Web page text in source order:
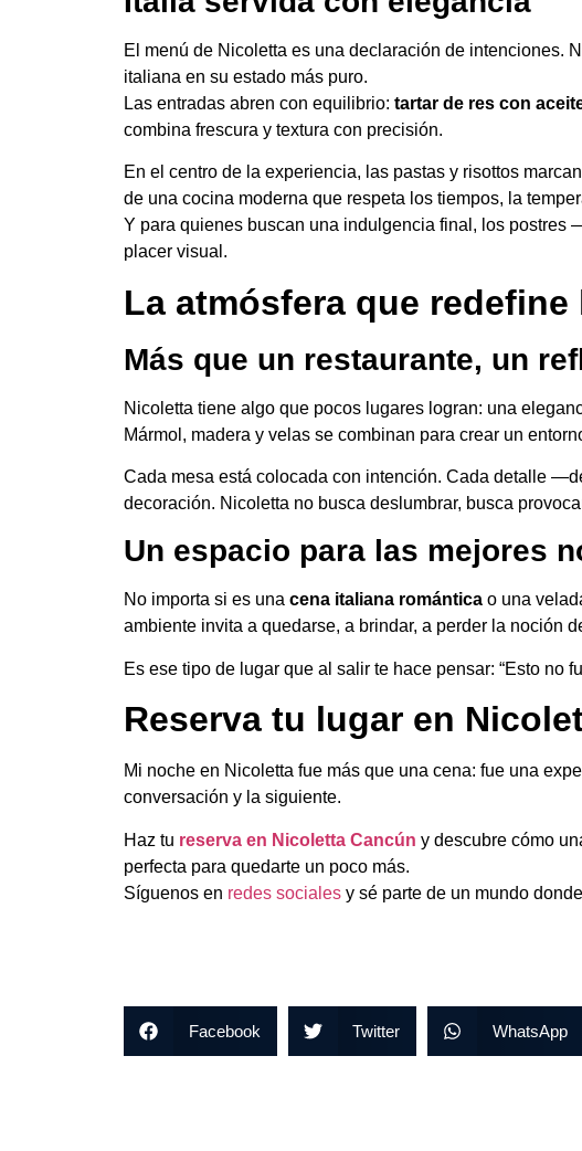
El menú de Nicoletta es una declaración de intenciones.
italiana en su estado más puro.
Las entradas abren con equilibrio: tartar de res con
combina frescura y textura con precisión.
En el centro de la experiencia, las pastas y risottos
de una cocina moderna que respeta los tiempos, la
Y para quienes buscan una indulgencia final, los
placer visual.
La atmósfera que redefine
Más que un restaurante, un
Nicoletta tiene algo que pocos lugares logran: una
Mármol, madera y velas se combinan para crear un
Cada mesa está colocada con intención. Cada detalle
decoración. Nicoletta no busca deslumbrar, busca
Un espacio para las mejores
No importa si es una cena italiana romántica o una
ambiente invita a quedarse, a brindar, a perder la noción
Es ese tipo de lugar que al salir te hace pensar: “Esto no
Reserva tu lugar en
Mi noche en Nicoletta fue más que una cena: fue una
conversación y la siguiente.
Haz tu reserva en Nicoletta Cancún y descubre cómo
perfecta para quedarte un poco más.
Síguenos en redes sociales y sé parte de un mundo
Facebook Twitter WhatsApp